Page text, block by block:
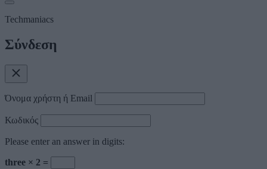
Techmaniacs
Σύνδεση
Όνομα χρήστη ή Email
Κωδικός
Please enter an answer in digits:
three × 2 =